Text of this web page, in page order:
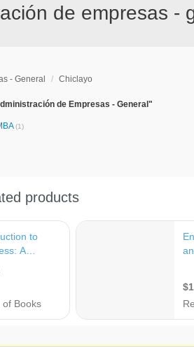
de empresas -
- General / Chiclayo
de Empresas - General"
(1)